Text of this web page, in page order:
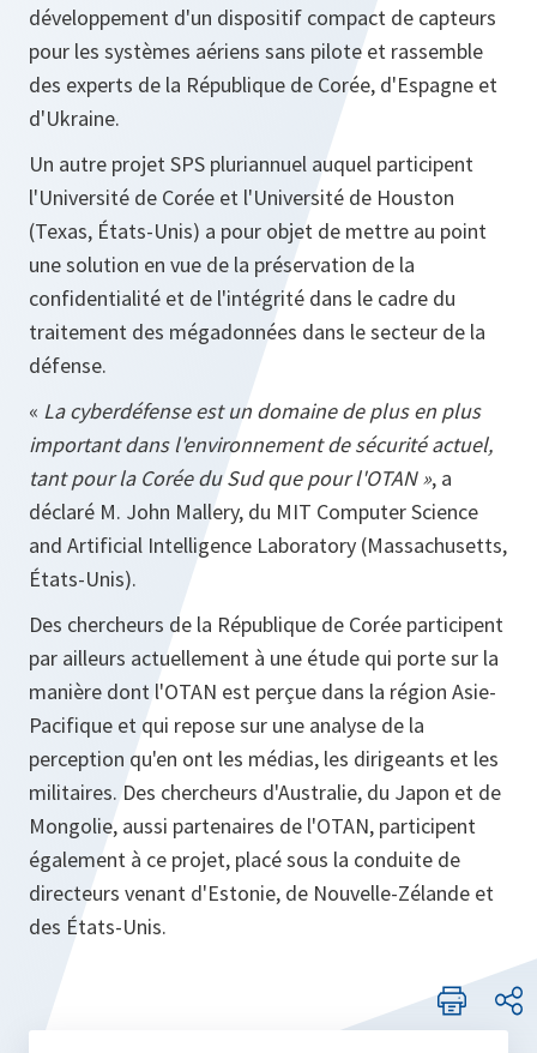
développement d'un dispositif compact de capteurs
pour les systèmes aériens sans pilote et rassemble
des experts de la République de Corée, d'Espagne et
d'Ukraine.
Un autre projet SPS pluriannuel auquel participent
l'Université de Corée et l'Université de Houston
(Texas, États-Unis) a pour objet de mettre au point
une solution en vue de la préservation de la
confidentialité et de l'intégrité dans le cadre du
traitement des mégadonnées dans le secteur de la
défense.
« La cyberdéfense est un domaine de plus en plus
important dans l'environnement de sécurité actuel,
tant pour la Corée du Sud que pour l'OTAN », a
déclaré M. John Mallery, du MIT Computer Science
and Artificial Intelligence Laboratory (Massachusetts,
États‑Unis).
Des chercheurs de la République de Corée participent
par ailleurs actuellement à une étude qui porte sur la
manière dont l'OTAN est perçue dans la région Asie-
Pacifique et qui repose sur une analyse de la
perception qu'en ont les médias, les dirigeants et les
militaires. Des chercheurs d'Australie, du Japon et de
Mongolie, aussi partenaires de l'OTAN, participent
également à ce projet, placé sous la conduite de
directeurs venant d'Estonie, de Nouvelle-Zélande et
des États‑Unis.